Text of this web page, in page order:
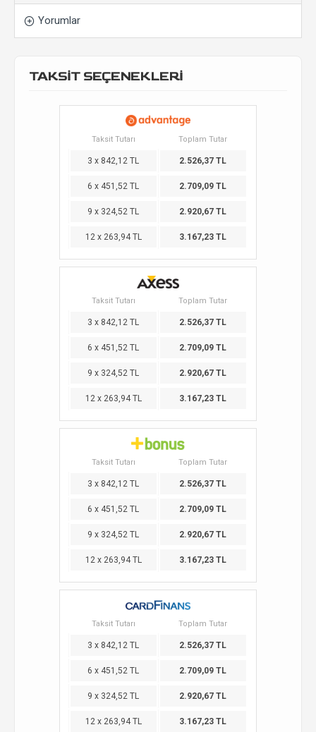
Yorumlar
TAKSİT SEÇENEKLERİ
Taksit Tutarı Toplam Tutar
3 x 842,12 TL 2.526,37 TL
6 x 451,52 TL 2.709,09 TL
9 x 324,52 TL 2.920,67 TL
12 x 263,94 TL 3.167,23 TL
Taksit Tutarı Toplam Tutar
3 x 842,12 TL 2.526,37 TL
6 x 451,52 TL 2.709,09 TL
9 x 324,52 TL 2.920,67 TL
12 x 263,94 TL 3.167,23 TL
Taksit Tutarı Toplam Tutar
3 x 842,12 TL 2.526,37 TL
6 x 451,52 TL 2.709,09 TL
9 x 324,52 TL 2.920,67 TL
12 x 263,94 TL 3.167,23 TL
Taksit Tutarı Toplam Tutar
3 x 842,12 TL 2.526,37 TL
6 x 451,52 TL 2.709,09 TL
9 x 324,52 TL 2.920,67 TL
12 x 263,94 TL 3.167,23 TL